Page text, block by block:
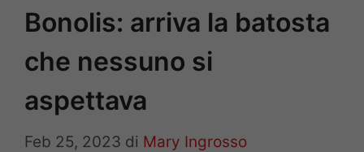
Bonolis: arriva la batosta
che nessuno si
aspettava
Feb 25, 2023 di Mary Ingrosso